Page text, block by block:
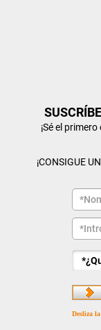
¡Sé el
¡CONSIGUE
Desliza